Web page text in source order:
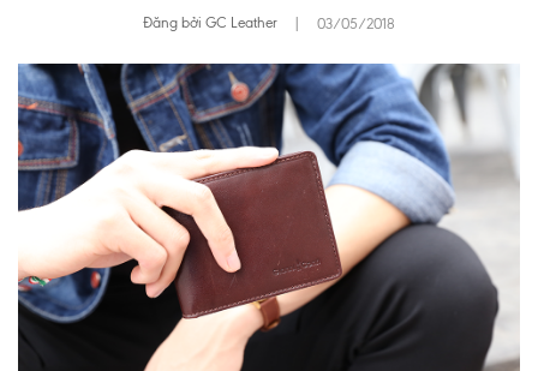
Đăng bởi GC Leather 03/05/2018